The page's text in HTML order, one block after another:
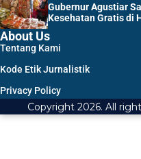
Gubernur Agustiar
Kesehatan Gratis di
About Us
Tentang Kami
Kode Etik Jurnalistik
Privacy Policy
Copyright 2026. All